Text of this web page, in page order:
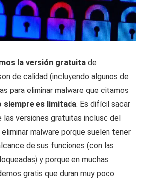
la versión gratuita de
de calidad (incluyendo algunos de
para eliminar malware que citamos
siempre es limitada. Es difícil sacar
versiones gratuitas incluso del
malware porque suelen tener
de sus funciones (con las
y porque en muchas
gratis que duran muy poco.